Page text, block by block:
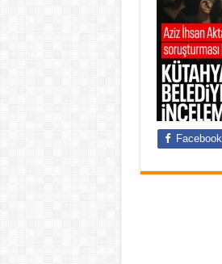
Facebook